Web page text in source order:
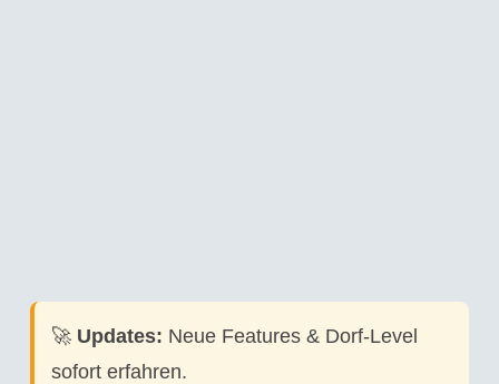
🚀 Updates: Neue Features & Dorf-Level
sofort erfahren.